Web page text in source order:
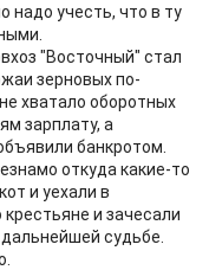
надо учесть, что в ту
"Восточный" стал
зерновых по-
хватало оборотных
зарплату, а
банкротом.
откуда какие-то
и уехали в
и зачесали
судьбе.